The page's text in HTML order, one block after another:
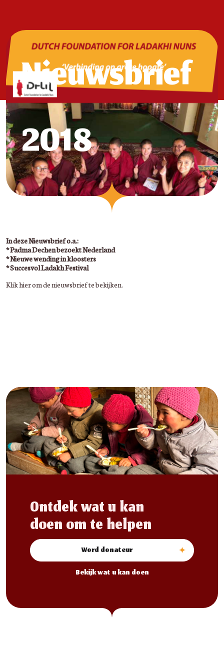
Nieuwsbrief
2018
In deze Nieuwsbrief o.a.:
* Padma Dechen bezoekt Nederland
* Nieuwe wending in kloosters
* Succesvol Ladakh Festival
Klik hier om de nieuwsbrief te bekijken.
Ontdek wat u kan
doen om te helpen
Word donateur
Bekijk wat u kan doen